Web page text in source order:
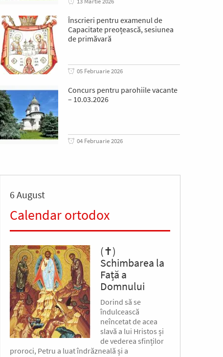
Înscrieri pentru examenul de
Capacitate preoțească, sesiunea
de primăvară
05 Februarie 2026
Concurs pentru parohiile vacante
– 10.03.2026
04 Februarie 2026
6 August
Calendar ortodox
(✝)
Schimbarea la
Față a
Domnului
Dorind să se
îndulcească
neîncetat de acea
slavă a lui Hristos și
de vederea sfinților
proroci, Petru a luat îndrăzneală și a